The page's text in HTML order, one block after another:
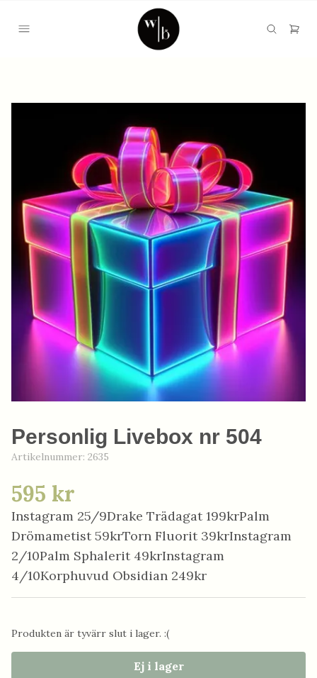
Personlig Livebox nr 504
Artikelnummer: 2635
595 kr
Instagram 25/9Drake Trädagat 199krPalm
Drömametist 59krTorn Fluorit 39krInstagram
2/10Palm Sphalerit 49krInstagram
4/10Korphuvud Obsidian 249kr
Produkten är tyvärr slut i lager. :(
Ej i lager